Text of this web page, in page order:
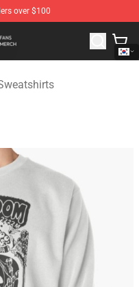
over $100
Of Fear Merchandise Store